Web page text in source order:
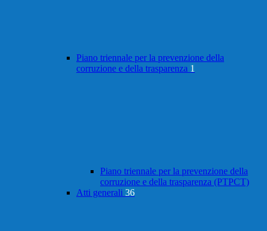
Piano triennale per la prevenzione della
corruzione e della trasparenza 1
Piano triennale per la prevenzione della
corruzione e della trasparenza (PTPCT)
Atti generali 36